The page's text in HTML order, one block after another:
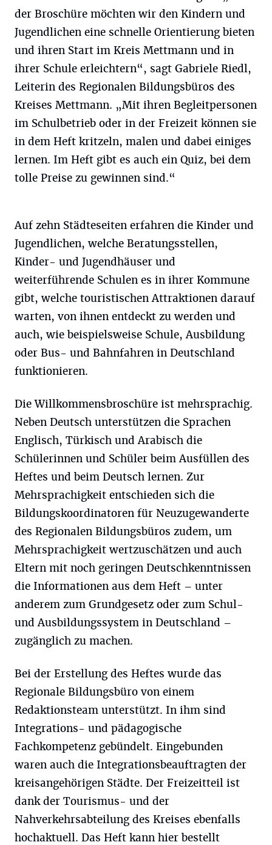
der Broschüre möchten wir den Kindern und
Jugendlichen eine schnelle Orientierung bieten
und ihren Start im Kreis Mettmann und in
ihrer Schule erleichtern“, sagt Gabriele Riedl,
Leiterin des Regionalen Bildungsbüros des
Kreises Mettmann. „Mit ihren Begleitpersonen
im Schulbetrieb oder in der Freizeit können sie
in dem Heft kritzeln, malen und dabei einiges
lernen. Im Heft gibt es auch ein Quiz, bei dem
tolle Preise zu gewinnen sind.“
Auf zehn Städteseiten erfahren die Kinder und
Jugendlichen, welche Beratungsstellen,
Kinder- und Jugendhäuser und
weiterführende Schulen es in ihrer Kommune
gibt, welche touristischen Attraktionen darauf
warten, von ihnen entdeckt zu werden und
auch, wie beispielsweise Schule, Ausbildung
oder Bus- und Bahnfahren in Deutschland
funktionieren.
Die Willkommensbroschüre ist mehrsprachig.
Neben Deutsch unterstützen die Sprachen
Englisch, Türkisch und Arabisch die
Schülerinnen und Schüler beim Ausfüllen des
Heftes und beim Deutsch lernen. Zur
Mehrsprachigkeit entschieden sich die
Bildungskoordinatoren für Neuzugewanderte
des Regionalen Bildungsbüros zudem, um
Mehrsprachigkeit wertzuschätzen und auch
Eltern mit noch geringen Deutschkenntnissen
die Informationen aus dem Heft – unter
anderem zum Grundgesetz oder zum Schul-
und Ausbildungssystem in Deutschland –
zugänglich zu machen.
Bei der Erstellung des Heftes wurde das
Regionale Bildungsbüro von einem
Redaktionsteam unterstützt. In ihm sind
Integrations- und pädagogische
Fachkompetenz gebündelt. Eingebunden
waren auch die Integrationsbeauftragten der
kreisangehörigen Städte. Der Freizeitteil ist
dank der Tourismus- und der
Nahverkehrsabteilung des Kreises ebenfalls
hochaktuell. Das Heft kann hier bestellt